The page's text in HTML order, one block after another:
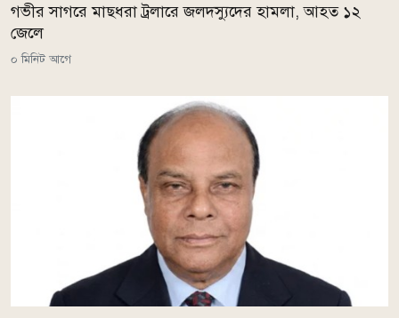
গভীর সাগরে মাছধরা ট্রলারে জলদস্যুদের হামলা, আহত ১২
জেলে
০ মিনিট আগে